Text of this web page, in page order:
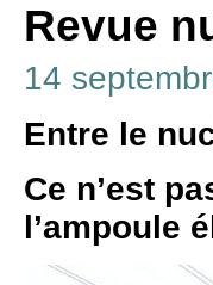
Revue
14
Entre le
Ce n’est
l’ampoule